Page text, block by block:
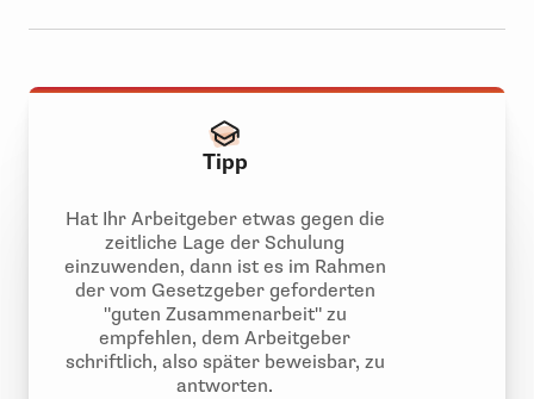
Tipp
Hat Ihr Arbeitgeber etwas gegen die
zeitliche Lage der Schulung
einzuwenden, dann ist es im Rahmen
der vom Gesetzgeber geforderten
"guten Zusammenarbeit" zu
empfehlen, dem Arbeitgeber
schriftlich, also später beweisbar, zu
antworten.